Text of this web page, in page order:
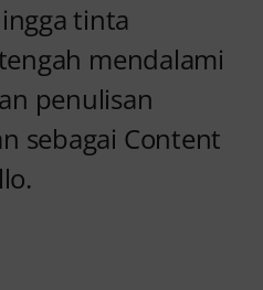
tinta
mendalami
penulisan
sebagai Content